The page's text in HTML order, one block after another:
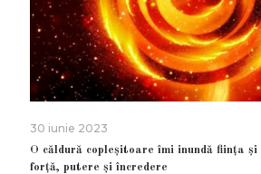
30 iunie 2023
O căldură copleșitoare îmi inundă ființa și
forță, putere și încredere